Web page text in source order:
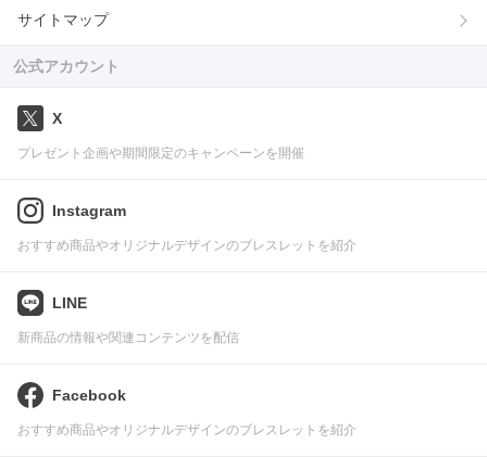
サイトマップ
公式アカウント
X
プレゼント企画や期間限定のキャンペーンを開催
Instagram
おすすめ商品やオリジナルデザインのブレスレットを紹介
LINE
新商品の情報や関連コンテンツを配信
Facebook
おすすめ商品やオリジナルデザインのブレスレットを紹介